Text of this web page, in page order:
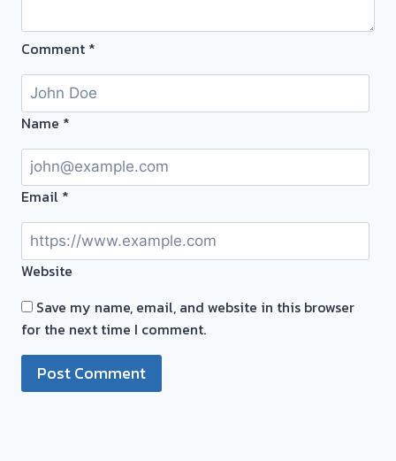
เงิน
ไม่
รอ
หน้า
งาน
รับ
ซื้อ
ทอง
รับ
ซื้อ
Comment *
Name *
Email *
Website
Save my name, email, and website in this browser
for the next time I comment.